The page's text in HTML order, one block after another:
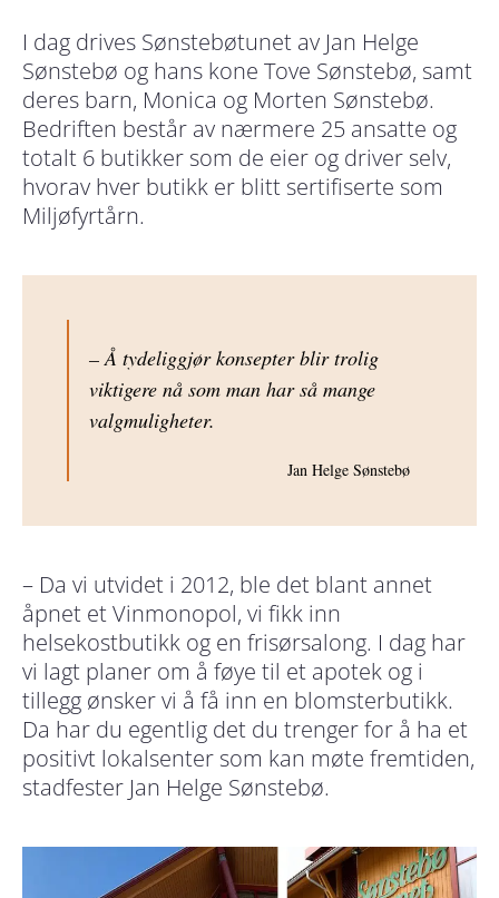
I dag drives Sønstebøtunet av Jan Helge
Sønstebø og hans kone Tove Sønstebø, samt
deres barn, Monica og Morten Sønstebø.
Bedriften består av nærmere 25 ansatte og
totalt 6 butikker som de eier og driver selv,
hvorav hver butikk er blitt sertifiserte som
Miljøfyrtårn.
– Å tydeliggjør konsepter blir trolig
viktigere nå som man har så mange
valgmuligheter.
Jan Helge Sønstebø
– Da vi utvidet i 2012, ble det blant annet
åpnet et Vinmonopol, vi fikk inn
helsekostbutikk og en frisørsalong. I dag har
vi lagt planer om å føye til et apotek og i
tillegg ønsker vi å få inn en blomsterbutikk.
Da har du egentlig det du trenger for å ha et
positivt lokalsenter som kan møte fremtiden,
stadfester Jan Helge Sønstebø.